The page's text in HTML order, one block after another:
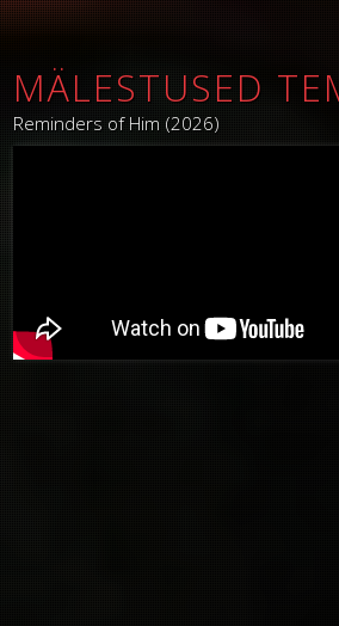
MÄLESTUSED
Reminders of Him (2026)